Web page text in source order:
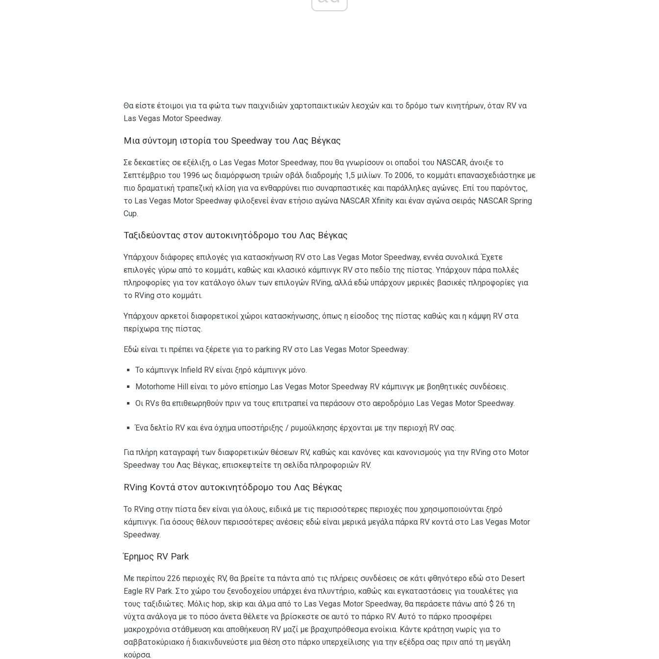
Θα είστε έτοιμοι για τα φώτα των παιχνιδιών χαρτοπαικτικών λεσχών και το δρόμο των κινητήρων, όταν RV να
Las Vegas Motor Speedway.
Μια σύντομη ιστορία του Speedway του Λας Βέγκας
Σε δεκαετίες σε εξέλιξη, ο Las Vegas Motor Speedway, που θα γνωρίσουν οι οπαδοί του NASCAR, άνοιξε το
Σεπτέμβριο του 1996 ως διαμόρφωση τριών οβάλ διαδρομής 1,5 μιλίων. Το 2006, το κομμάτι επανασχεδιάστηκε με
πιο δραματική τραπεζική κλίση για να ενθαρρύνει πιο συναρπαστικές και παράλληλες αγώνες. Επί του παρόντος,
το Las Vegas Motor Speedway φιλοξενεί έναν ετήσιο αγώνα NASCAR Xfinity και έναν αγώνα σειράς NASCAR Spring
Cup.
Ταξιδεύοντας στον αυτοκινητόδρομο του Λας Βέγκας
Υπάρχουν διάφορες επιλογές για κατασκήνωση RV στο Las Vegas Motor Speedway, εννέα συνολικά. Έχετε
επιλογές γύρω από το κομμάτι, καθώς και κλασικό κάμπινγκ RV στο πεδίο της πίστας. Υπάρχουν πάρα πολλές
πληροφορίες για τον κατάλογο όλων των επιλογών RVing, αλλά εδώ υπάρχουν μερικές βασικές πληροφορίες για
το RVing στο κομμάτι.
Υπάρχουν αρκετοί διαφορετικοί χώροι κατασκήνωσης, όπως η είσοδος της πίστας καθώς και η κάμψη RV στα
περίχωρα της πίστας.
Εδώ είναι τι πρέπει να ξέρετε για το parking RV στο Las Vegas Motor Speedway:
Το κάμπινγκ Infield RV είναι ξηρό κάμπινγκ μόνο.
Motorhome Hill είναι το μόνο επίσημο Las Vegas Motor Speedway RV κάμπινγκ με βοηθητικές συνδέσεις.
Οι RVs θα επιθεωρηθούν πριν να τους επιτραπεί να περάσουν στο αεροδρόμιο Las Vegas Motor Speedway.
Ένα δελτίο RV και ένα όχημα υποστήριξης / ρυμούλκησης έρχονται με την περιοχή RV σας.
Για πλήρη καταγραφή των διαφορετικών θέσεων RV, καθώς και κανόνες και κανονισμούς για την RVing στο Motor
Speedway του Λας Βέγκας, επισκεφτείτε τη σελίδα πληροφοριών RV.
RVing Κοντά στον αυτοκινητόδρομο του Λας Βέγκας
Το RVing στην πίστα δεν είναι για όλους, ειδικά με τις περισσότερες περιοχές που χρησιμοποιούνται ξηρό
κάμπινγκ. Για όσους θέλουν περισσότερες ανέσεις εδώ είναι μερικά μεγάλα πάρκα RV κοντά στο Las Vegas Motor
Speedway.
Έρημος RV Park
Με περίπου 226 περιοχές RV, θα βρείτε τα πάντα από τις πλήρεις συνδέσεις σε κάτι φθηνότερο εδώ στο Desert
Eagle RV Park. Στο χώρο του ξενοδοχείου υπάρχει ένα πλυντήριο, καθώς και εγκαταστάσεις για τουαλέτες για
τους ταξιδιώτες. Μόλις hop, skip και άλμα από το Las Vegas Motor Speedway, θα περάσετε πάνω από $ 26 τη
νύχτα ανάλογα με το πόσο άνετα θέλετε να βρίσκεστε σε αυτό το πάρκο RV. Αυτό το πάρκο προσφέρει
μακροχρόνια στάθμευση και αποθήκευση RV μαζί με βραχυπρόθεσμα ενοίκια. Κάντε κράτηση νωρίς για το
σαββατοκύριακο ή διακινδυνεύστε μια θέση στο πάρκο υπερχείλισης για την εξέδρα σας πριν από τη μεγάλη
κούρσα.